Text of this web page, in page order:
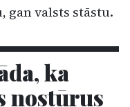
gan valsts stāstu.
ka
nostūrus